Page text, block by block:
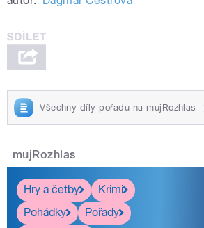
Všechny díly pořadu na mujRozhlas
mujRozhlas
Hry a četby
Krimi
Pohádky
Pořady